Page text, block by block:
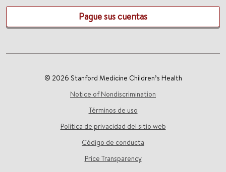
Pague sus cuentas
© 2026 Stanford Medicine Children’s Health
Notice of Nondiscrimination
Términos de uso
Política de privacidad del sitio web
Código de conducta
Price Transparency